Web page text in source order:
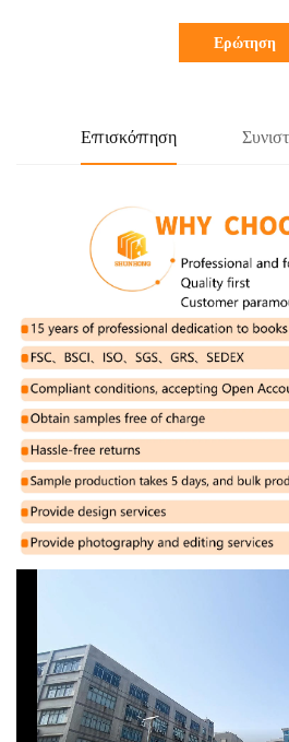
Ερώτηση
Επισκόπηση